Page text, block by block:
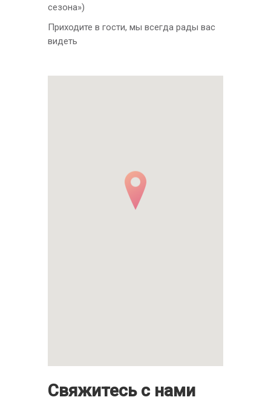
сезона»)
Приходите в гости, мы всегда рады вас
видеть
Свяжитесь с нами